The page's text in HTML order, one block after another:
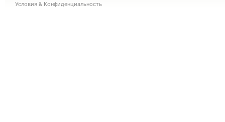
Условия & Конфиденциальность